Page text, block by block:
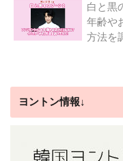
白と黒
年齢や
方法を
ヨントン情報↓